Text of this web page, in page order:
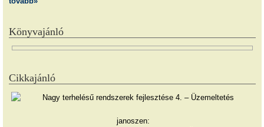
Könyvajánló
Cikkajánló
janoszen: